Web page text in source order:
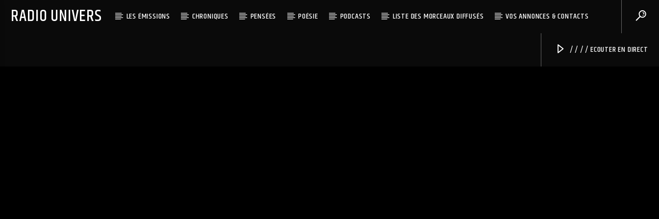
RADIO UNIVERS LES ÉMISSIONS CHRONIQUES PENSÉES POÉSIE PODCASTS LISTE DES MORCEAUX DIFFUSÉS VOS ANNONCES & CONTACTS
/ / / / ECOUTER EN DIRECT